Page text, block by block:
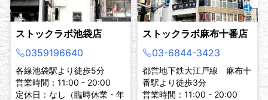
ストックラボ池袋店
0359196640
各線池袋駅より徒歩5分
営業時間：11:00 - 20:00
定休日：なし（臨時休業・年
ストックラボ麻布十番店
03-6844-3423
都営地下鉄大江戸線 麻布十
番駅より徒歩3分
営業時間：11:00 - 20:00